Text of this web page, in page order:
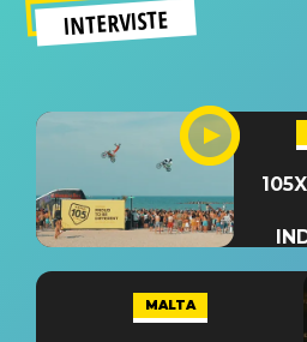
INTERVISTE
MALTA